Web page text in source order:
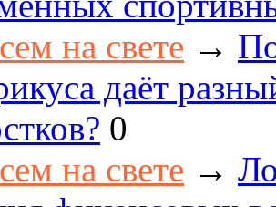
на свете →
даёт
0
на свете →